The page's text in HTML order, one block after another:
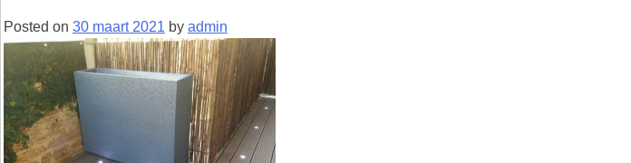
Posted on 30 maart 2021 by admin